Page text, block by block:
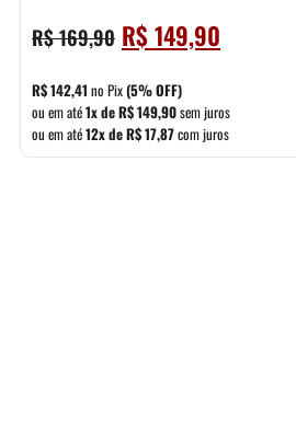
R$169,90 O
preço
original
era:
R$ 169,90.
R$149,90
preço
é:
R$ 149,90.
R$142,41 no Pix(5% OFF)
ou em até1x deR$149,90sem juros
ou em até12x deR$17,87com juros